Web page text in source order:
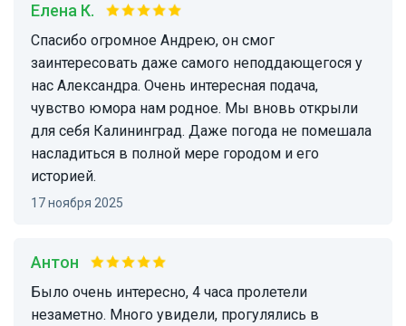
Елена К.
Спасибо огромное Андрею, он смог
заинтересовать даже самого неподдающегося у
нас Александра. Очень интересная подача,
чувство юмора нам родное. Мы вновь открыли
для себя Калининград. Даже погода не помешала
насладиться в полной мере городом и его
историей.
17 ноября 2025
Антон
Было очень интересно, 4 часа пролетели
незаметно. Много увидели, прогулялись в